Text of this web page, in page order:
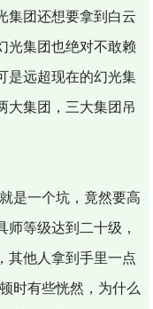
集团还想要拿到白云
光集团也绝对不敢赖
是远超现在的幻光集
大集团，三大集团吊
是一个坑，竟然要高
等级达到二十级，
其他人拿到手里一点
时有些恍然，为什么